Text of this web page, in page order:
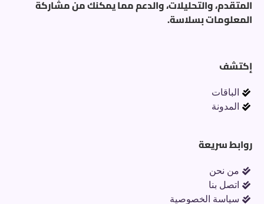
المتقدم، والتحليلات، والدعم مما يمكنك من مشاركة
المعلومات بسلاسة.
إكتشف
الباقات
المدونة
روابط سريعة
من نحن
اتصل بنا
سياسة الخصوصية